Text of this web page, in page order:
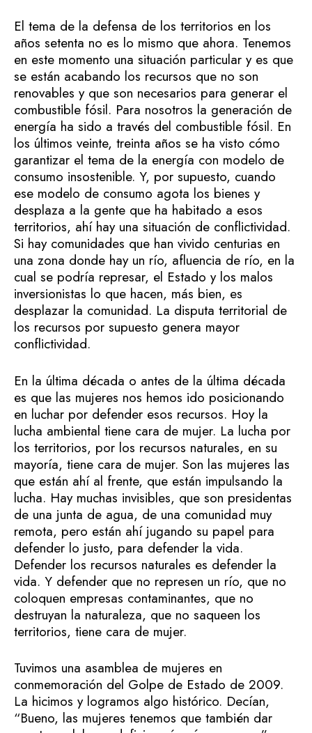
El tema de la defensa de los territorios en los
años setenta no es lo mismo que ahora. Tenemos
en este momento una situación particular y es que
se están acabando los recursos que no son
renovables y que son necesarios para generar el
combustible fósil. Para nosotros la generación de
energía ha sido a través del combustible fósil. En
los últimos veinte, treinta años se ha visto cómo
garantizar el tema de la energía con modelo de
consumo insostenible. Y, por supuesto, cuando
ese modelo de consumo agota los bienes y
desplaza a la gente que ha habitado a esos
territorios, ahí hay una situación de conflictividad.
Si hay comunidades que han vivido centurias en
una zona donde hay un río, afluencia de río, en la
cual se podría represar, el Estado y los malos
inversionistas lo que hacen, más bien, es
desplazar la comunidad. La disputa territorial de
los recursos por supuesto genera mayor
conflictividad.
En la última década o antes de la última década
es que las mujeres nos hemos ido posicionando
en luchar por defender esos recursos. Hoy la
lucha ambiental tiene cara de mujer. La lucha por
los territorios, por los recursos naturales, en su
mayoría, tiene cara de mujer. Son las mujeres las
que están ahí al frente, que están impulsando la
lucha. Hay muchas invisibles, que son presidentas
de una junta de agua, de una comunidad muy
remota, pero están ahí jugando su papel para
defender lo justo, para defender la vida.
Defender los recursos naturales es defender la
vida. Y defender que no represen un río, que no
coloquen empresas contaminantes, que no
destruyan la naturaleza, que no saqueen los
territorios, tiene cara de mujer.
Tuvimos una asamblea de mujeres en
conmemoración del Golpe de Estado de 2009.
La hicimos y logramos algo histórico. Decían,
“Bueno, las mujeres tenemos que también dar